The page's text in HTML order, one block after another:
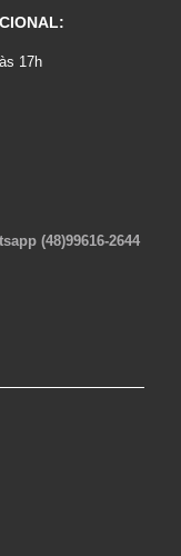
17h
(48)99616-2644